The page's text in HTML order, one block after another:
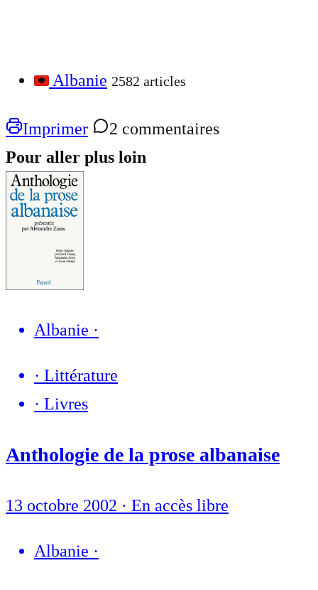
Albanie 2582 articles
Imprimer
2 commentaires
Pour aller plus loin
Albanie ·
· Littérature
· Livres
Anthologie de la prose albanaise
13 octobre 2002 · En accès libre
Albanie ·